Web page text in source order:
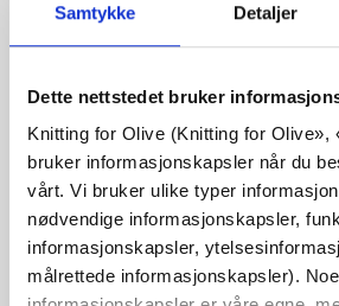
Samtykke Detaljer
Dette nettstedet bruker
Knitting for Olive (Knitting for Olive»,
bruker informasjonskapsler når du
vårt. Vi bruker ulike typer
nødvendige informasjonskapsler,
informasjonskapsler,
målrettede informasjonskapsler).
hvor mulesing ikke praktiseres. Ullen
tilbake til gården den kommer fra. På
har produsert ullen vår.
Merinoull har mange gode
temperaturregulerende. Det vil si at
varm i kaldt vær, og frigjør varme i
holdes kjølig. Samtidig kan ull, i likhet
transportere fuktighet bort fra huden,